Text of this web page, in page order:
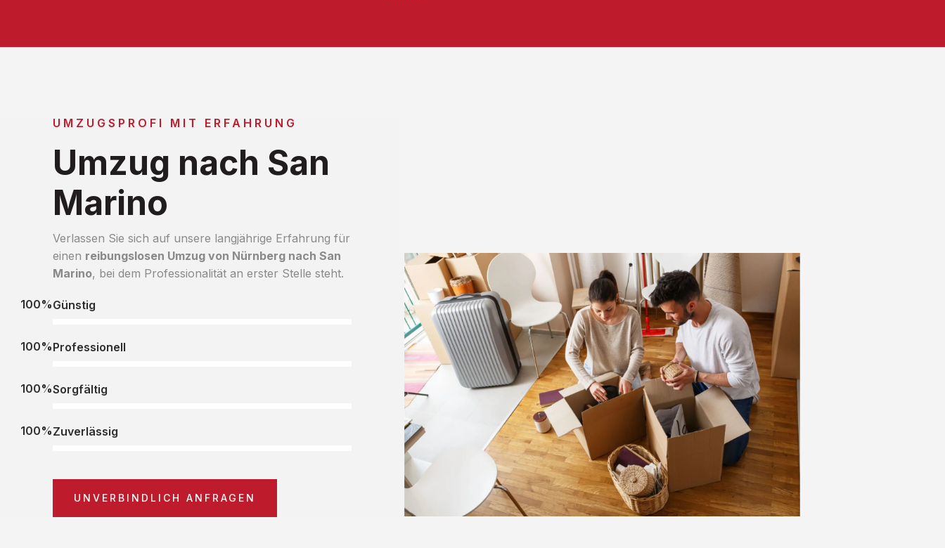
UMZUGSPROFI MIT ERFAHRUNG
Umzug nach San
Marino
Verlassen Sie sich auf unsere langjährige Erfahrung für
einen reibungslosen Umzug von Nürnberg nach San
Marino, bei dem Professionalität an erster Stelle steht.
Günstig
100%
Professionell
100%
Sorgfältig
100%
Zuverlässig
100%
UNVERBINDLICH ANFRAGEN